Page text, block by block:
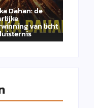
Dahan: de
van licht